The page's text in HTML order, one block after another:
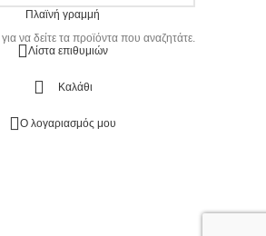
να δείτε τα προϊόντα που αναζητάτε.
Πλαϊνή γραμμή
Λίστα επιθυμιών
Καλάθι
Ο λογαριασμός μου